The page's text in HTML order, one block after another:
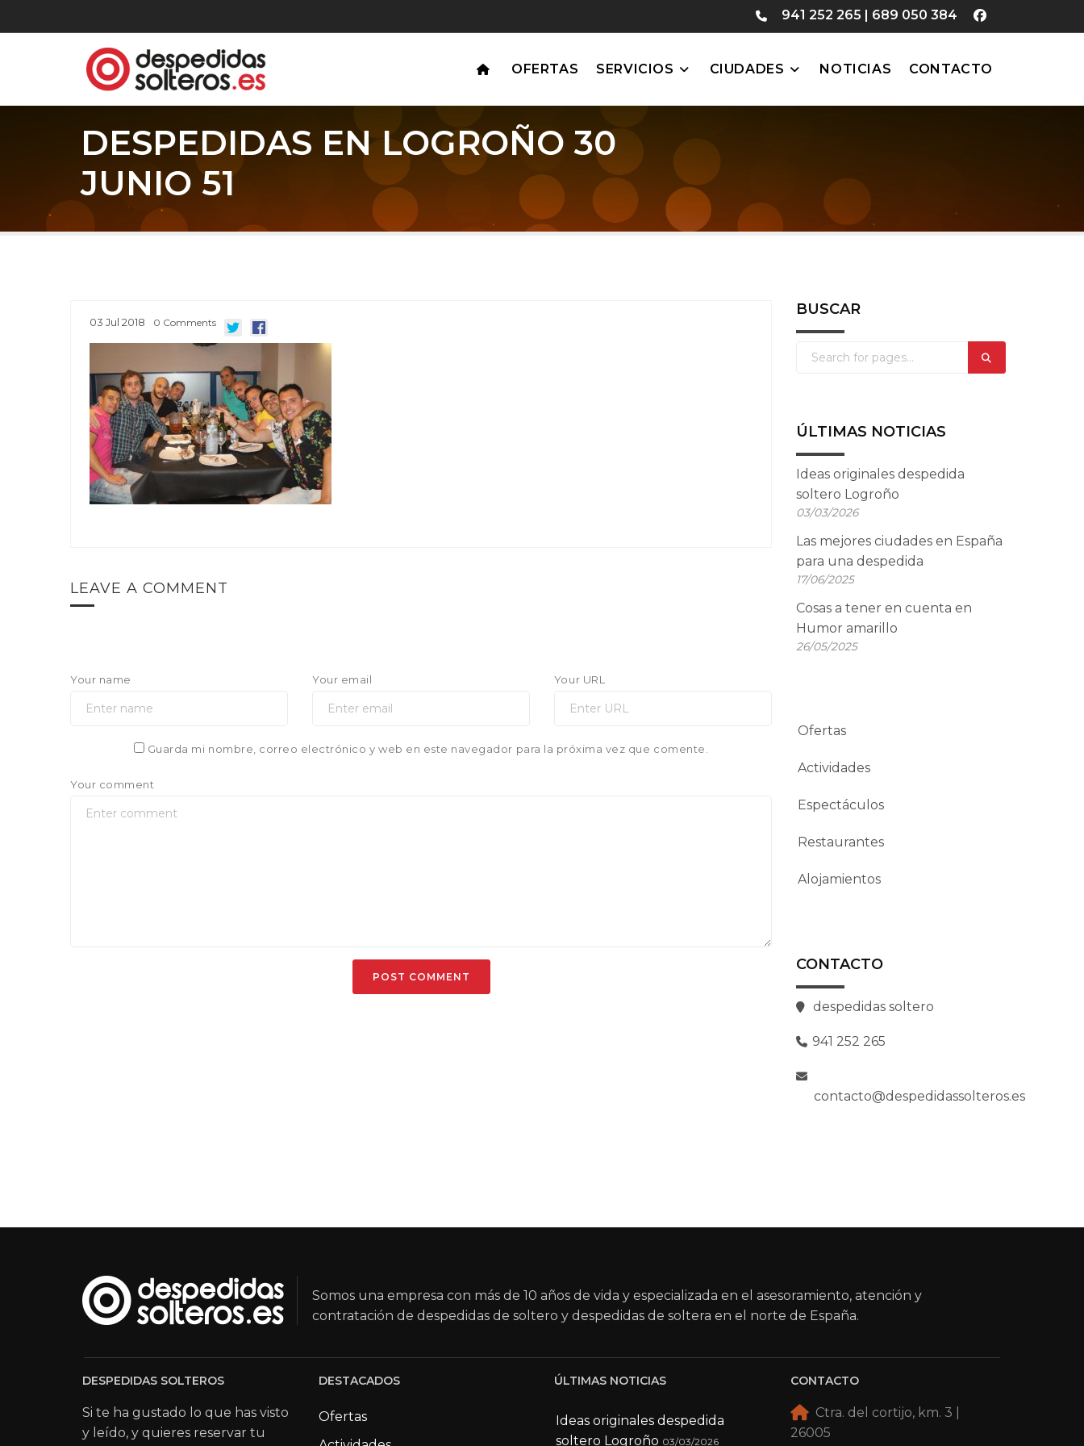
941 252 265 | 689 050 384
OFERTAS SERVICIOS CIUDADES NOTICIAS CONTACTO
DESPEDIDAS EN LOGROÑO 30
JUNIO 51
03 Jul 2018 0 Comments
LEAVE A COMMENT
Your name Your email Your URL
Guarda mi nombre, correo electrónico y web en este navegador para la próxima vez que comente.
Your comment
BUSCAR
ÚLTIMAS NOTICIAS
Ideas originales despedida
soltero Logroño
03/03/2026
Las mejores ciudades en España
para una despedida
17/06/2025
Cosas a tener en cuenta en
Humor amarillo
26/05/2025
Ofertas
Actividades
Espectáculos
Restaurantes
Alojamientos
CONTACTO
despedidas soltero
941 252 265
contacto@despedidassolteros.es
Somos una empresa con más de 10 años de vida y especializada en el asesoramiento, atención y
contratación de despedidas de soltero y despedidas de soltera en el norte de España.
DESPEDIDAS SOLTEROS
Si te ha gustado lo que has visto
y leído, y quieres reservar tu
DESTACADOS
Ofertas
ÚLTIMAS NOTICIAS
Ideas originales despedida
soltero Logroño 03/03/2026
CONTACTO
Ctra. del cortijo, km. 3 |
26005